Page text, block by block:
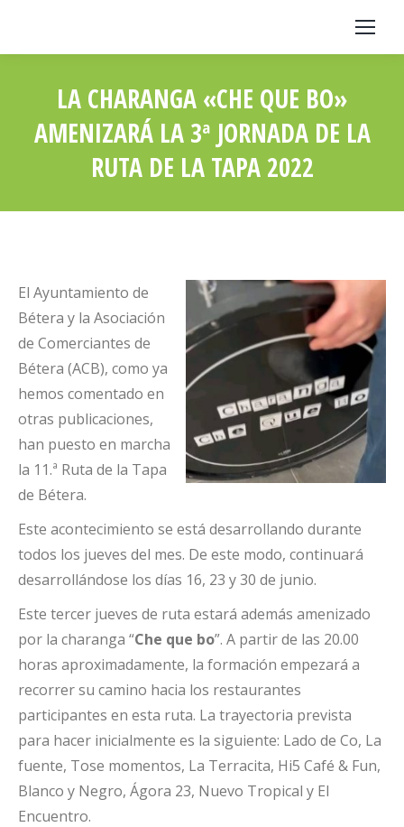
LA CHARANGA «CHE QUE BO»
AMENIZARÁ LA 3ª JORNADA DE LA
RUTA DE LA TAPA 2022
El Ayuntamiento de
Bétera y la Asociación
de Comerciantes de
Bétera (ACB), como ya
hemos comentado en
otras publicaciones,
han puesto en marcha
la 11.ª Ruta de la Tapa
de Bétera.
Este acontecimiento se está desarrollando durante
todos los jueves del mes. De este modo, continuará
desarrollándose los días 16, 23 y 30 de junio.
Este tercer jueves de ruta estará además amenizado
por la charanga “Che que bo”. A partir de las 20.00
horas aproximadamente, la formación empezará a
recorrer su camino hacia los restaurantes
participantes en esta ruta. La trayectoria prevista
para hacer inicialmente es la siguiente: Lado de Co, La
fuente, Tose momentos, La Terracita, Hi5 Café & Fun,
Blanco y Negro, Ágora 23, Nuevo Tropical y El
Encuentro.